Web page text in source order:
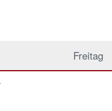
Freitag